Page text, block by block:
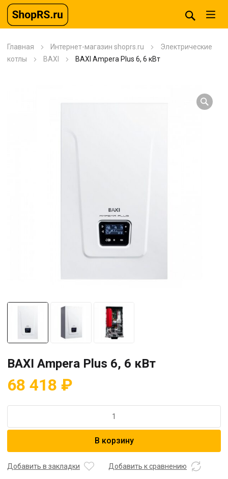
Главная Интернет-магазин shoprs.ru
Электрические
котлы
BAXI BAXI Ampera Plus 6, 6 кВт
BAXI Ampera Plus 6, 6 кВт
68 418 ₽
BAXI
6,
В корзину
Добавить в закладки Добавить к сравнению